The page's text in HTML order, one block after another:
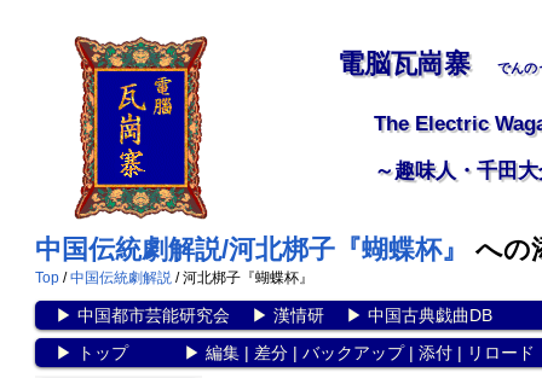
電脳瓦崗寨 でんの
The Electric
～趣味人・千田
中国伝統劇解説/河北梆子『蝴蝶杯』 への
Top /中国伝統劇解説 / 河北梆子『蝴蝶杯』
▶ 中国都市芸能研究会▶ 漢情研▶ 中国古典戯曲DB
▶
トップ▶ 編集| 差分| バックアップ| 添付| リロード